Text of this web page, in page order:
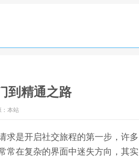
到精通之路
：本站
求是开启社交旅程的第一步，许多
常在复杂的界面中迷失方向，其实